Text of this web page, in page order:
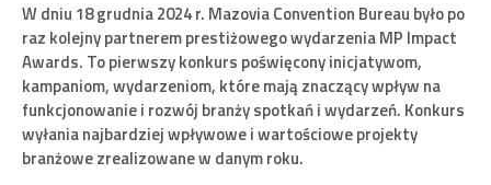
W dniu 18 grudnia 2024 r. Mazovia Convention Bureau było po
raz kolejny partnerem prestiżowego wydarzenia MP Impact
Awards. To pierwszy konkurs poświęcony inicjatywom,
kampaniom, wydarzeniom, które mają znaczący wpływ na
funkcjonowanie i rozwój branży spotkań i wydarzeń. Konkurs
wyłania najbardziej wpływowe i wartościowe projekty
branżowe zrealizowane w danym roku.